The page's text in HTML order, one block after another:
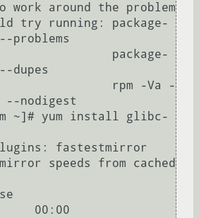
work around the problem
problems
dupes
nodigest
~]# yum install glibc-
fastestmirror
speeds from cached
00:00